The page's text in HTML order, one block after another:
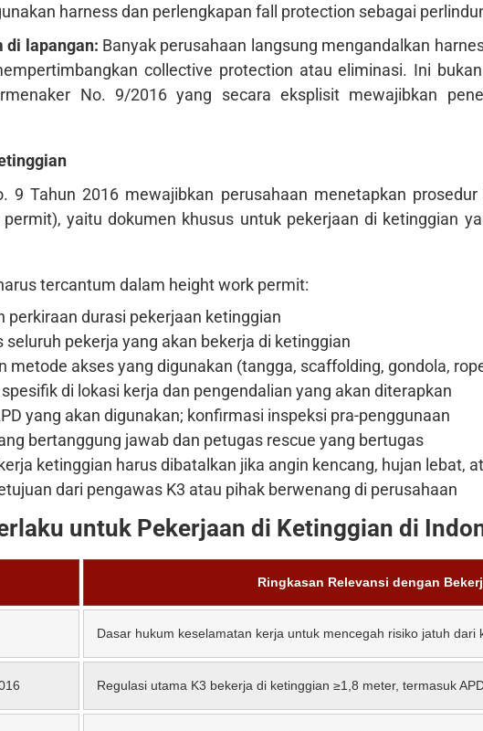
harness dan perlengkapan fall protection sebagai
di lapangan: Banyak perusahaan langsung mengandalkan
collective protection atau eliminasi. Ini
No. 9/2016 yang secara eksplisit mewajibkan
9 Tahun 2016 mewajibkan perusahaan menetapkan
yaitu dokumen khusus untuk pekerjaan di ketinggian
tercantum dalam height work permit:
perkiraan durasi pekerjaan ketinggian
pekerja yang akan bekerja di ketinggian
metode akses yang digunakan (tangga, scaffolding, gondola,
di lokasi kerja dan pengendalian yang akan diterapkan
yang akan digunakan; konfirmasi inspeksi pra-penggunaan
bertanggung jawab dan petugas rescue yang bertugas
ketinggian harus dibatalkan jika angin kencang, hujan lebat,
dari pengawas K3 atau pihak berwenang di perusahaan
untuk Pekerjaan di Ketinggian di
Ringkasan Relevansi dengan
Dasar hukum keselamatan kerja untuk mencegah risiko jatuh dari
Regulasi utama K3 bekerja di ketinggian ≥1,8 meter, termasuk